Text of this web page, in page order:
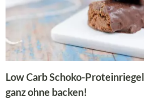
FÜR
DEIN
SCHNITZEL?
Low Carb Schoko-
ganz ohne backen!